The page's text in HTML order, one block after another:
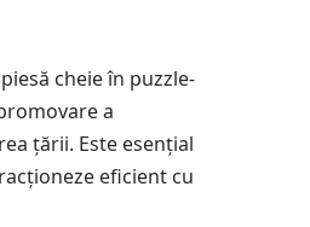
cheie în puzzle-
a
țării. Este esențial
eficient cu